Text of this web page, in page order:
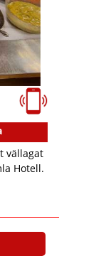
vällagat
Hotell.